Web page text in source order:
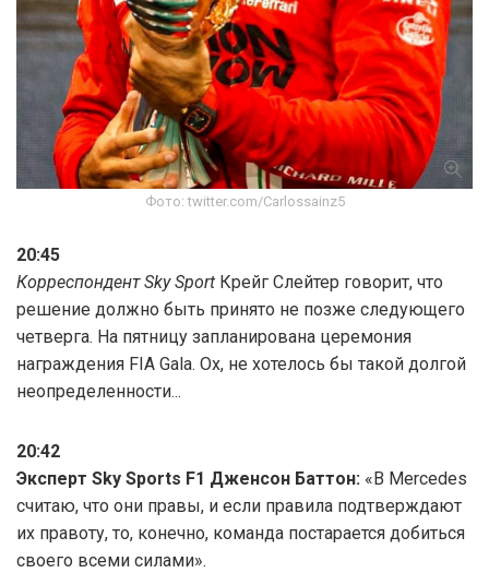
Фото: twitter.com/Carlossainz5
20:45
Корреспондент Sky Sport Крейг Слейтер говорит, что
решение должно быть принято не позже следующего
четверга. На пятницу запланирована церемония
награждения FIA Gala. Ох, не хотелось бы такой долгой
неопределенности...
20:42
Эксперт Sky Sports F1 Дженсон Баттон: «В Mercedes
считаю, что они правы, и если правила подтверждают
их правоту, то, конечно, команда постарается добиться
своего всеми силами».